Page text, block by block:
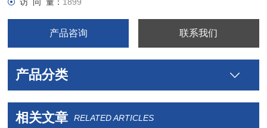
产品咨询 联系我们
产品分类
相关文章 RELATED ARTICLES